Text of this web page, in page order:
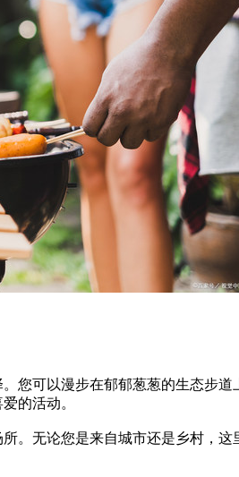
您可以漫步在郁郁葱葱的生态步
的活动。
。无论您是来自城市还是乡村，